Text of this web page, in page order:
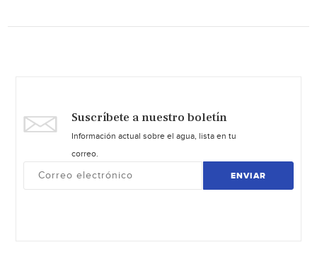
Suscríbete a nuestro boletín
Información actual sobre el agua, lista en tu
correo.
ENVIAR